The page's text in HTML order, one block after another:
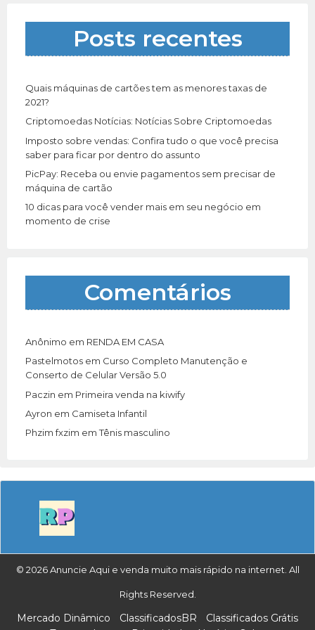
a
r
:
Posts recentes
Quais máquinas de cartões tem as menores taxas de
2021?
Criptomoedas Notícias: Notícias Sobre Criptomoedas
Imposto sobre vendas: Confira tudo o que você precisa
saber para ficar por dentro do assunto
PicPay: Receba ou envie pagamentos sem precisar de
máquina de cartão
10 dicas para você vender mais em seu negócio em
momento de crise
Comentários
Anônimo em RENDA EM CASA
Pastelmotos em Curso Completo Manutenção e
Conserto de Celular Versão 5.0
Paczin em Primeira venda na kiwify
Ayron em Camiseta Infantil
Phzim fxzim emTênis masculino
© 2026 Anuncie Aqui e venda muito mais rápido na internet. All
Rights Reserved.
Mercado Dinâmico ClassificadosBR
Classificados Grátis